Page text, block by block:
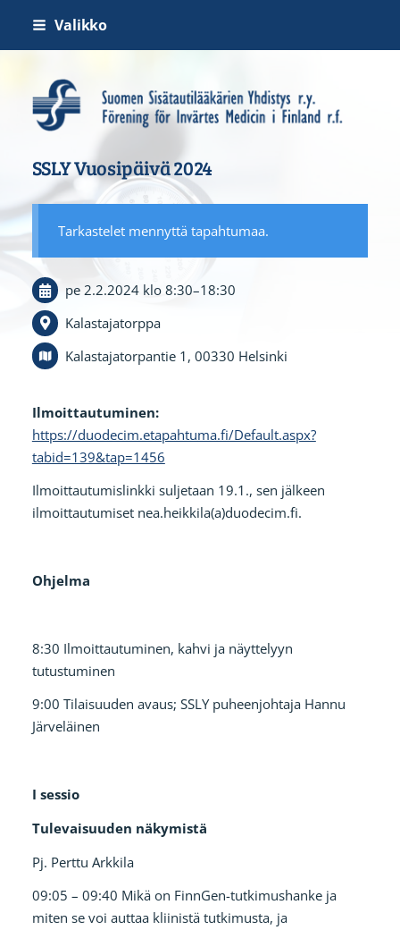
Siirry
Valikko
Suomen Sisätautilääkärien
SSLY Vuosipäivä 2024
Tarkastelet mennyttä tapahtumaa.
pe 2.2.2024 klo 8:30–18:30
Kalastajatorppa
Kalastajatorpantie 1, 00330 Helsinki
Ilmoittautuminen:
https://duodecim.etapahtuma.fi/Default.aspx?
tabid=139&tap=1456
Ilmoittautumislinkki suljetaan 19.1., sen jälkeen
ilmoittautumiset nea.heikkila(a)duodecim.fi.
Ohjelma
8:30 Ilmoittautuminen, kahvi ja näyttelyyn
tutustuminen
9:00 Tilaisuuden avaus; SSLY puheenjohtaja Hannu
Järveläinen
I sessio
Tulevaisuuden näkymistä
Pj. Perttu Arkkila
09:05 – 09:40 Mikä on FinnGen-tutkimushanke ja
miten se voi auttaa kliinistä tutkimusta, ja